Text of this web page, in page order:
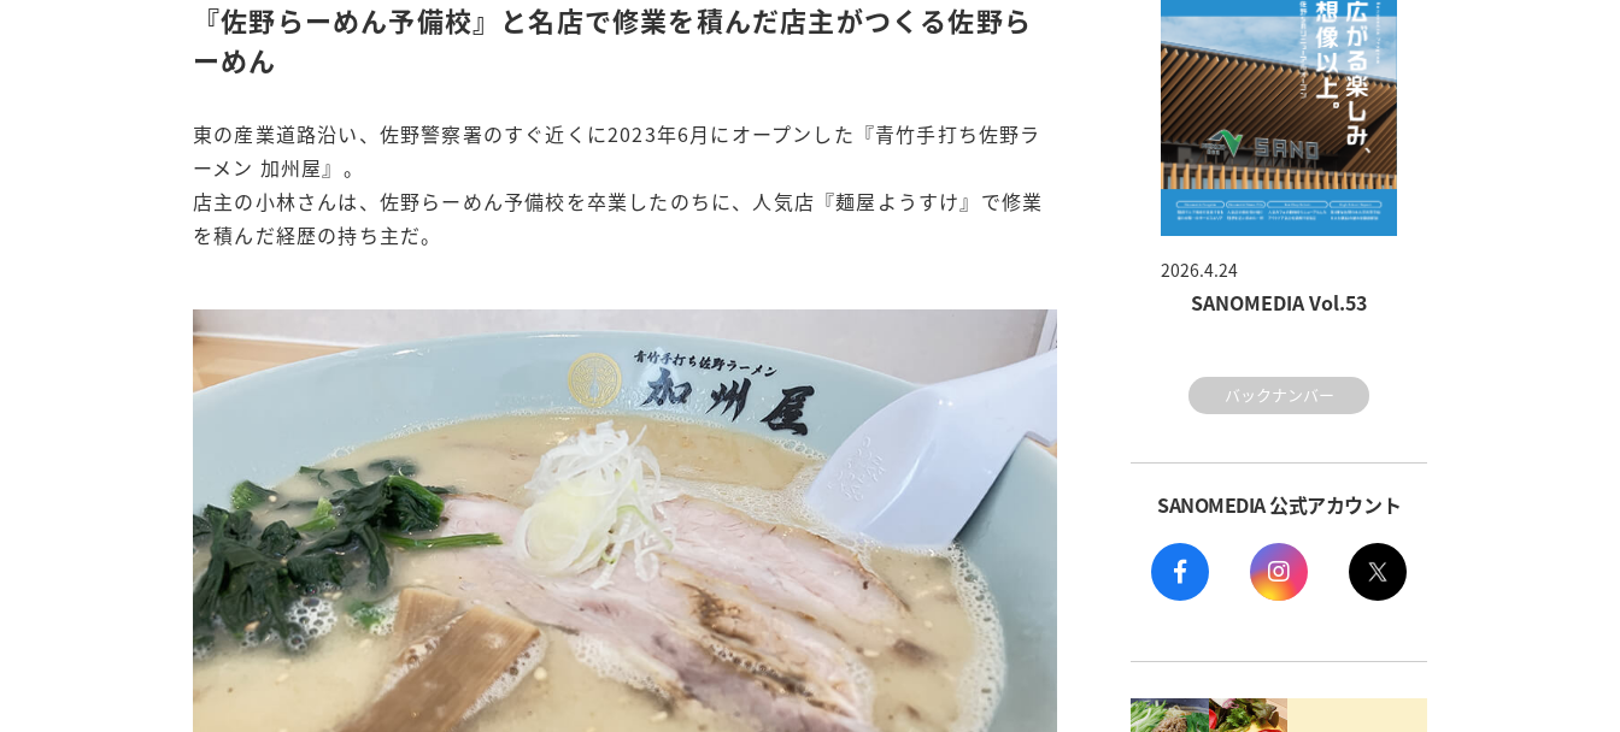
『佐野らーめん予備校』と名店で修業を積んだ店主がつくる佐野ら
ーめん
東の産業道路沿い、佐野警察署のすぐ近くに2023年6月にオープンした『青竹手打ち佐野ラ
ーメン 加州屋』。
店主の小林さんは、佐野らーめん予備校を卒業したのちに、人気店『麺屋ようすけ』で修業
を積んだ経歴の持ち主だ。
SANOMEDIA Vol.53
2026.4.24
バックナンバー
SANOMEDIA 公式アカウント